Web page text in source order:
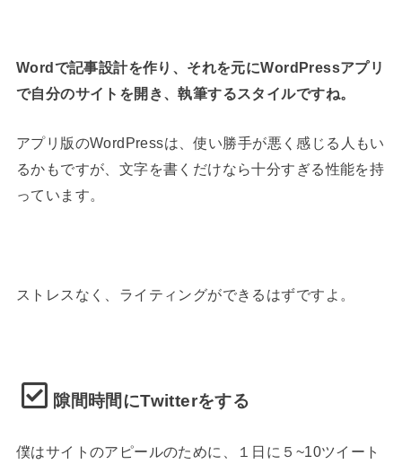
Wordで記事設計を作り、それを元にWordPressアプリ
で自分のサイトを開き、執筆するスタイルですね。
アプリ版のWordPressは、使い勝手が悪く感じる人もい
るかもですが、文字を書くだけなら十分すぎる性能を持
っています。
ストレスなく、ライティングができるはずですよ。
隙間時間にTwitterをする
僕はサイトのアピールのために、１日に５~10ツイート